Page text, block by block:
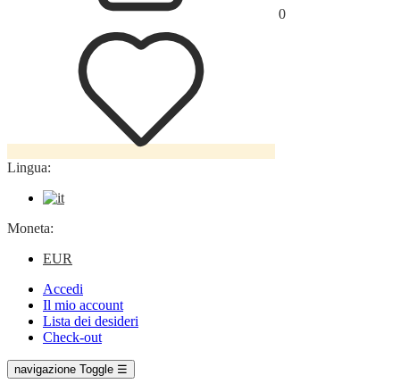
0
Lingua:
Moneta:
EUR
Accedi
Il mio account
Lista dei desideri
Check-out
navigazione Toggle ☰